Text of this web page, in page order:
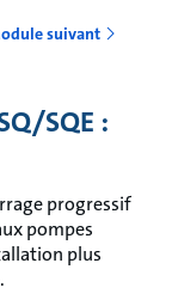
suivant
SQE :
progressif
pompes
plus